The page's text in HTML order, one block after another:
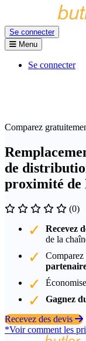
Se connecter
Menu
Se connecter
Comparez
de
proximité de
(0)
Recevez
de la
Gagnez
Recevez des devis
*Voir comment les